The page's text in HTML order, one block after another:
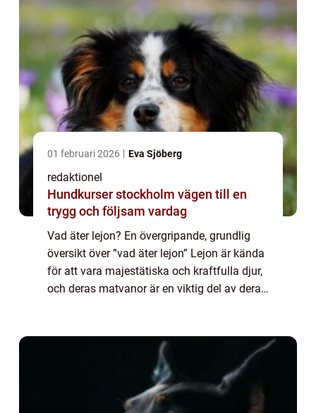
01 februari 2026 Eva Sjöberg
redaktionel
Hundkurser stockholm vägen till en
trygg och följsam vardag
Vad äter lejon? En övergripande, grundlig
översikt över ”vad äter lejon” Lejon är kända
för att vara majestätiska och kraftfulla djur,
och deras matvanor är en viktig del av deras